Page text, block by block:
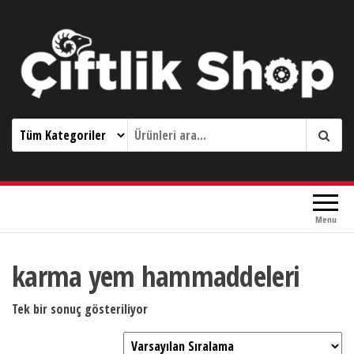
Çiftlik Shop 0533 644 3989
Menu
karma yem hammaddeleri
Tek bir sonuç gösteriliyor